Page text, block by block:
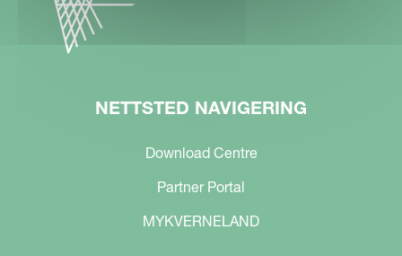
NETTSTED NAVIGERING
Download Centre
Partner Portal
MYKVERNELAND